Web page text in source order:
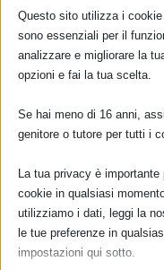
Questo sito utilizza i
sono essenziali per il
analizzare e migliorare la
opzioni e fai la tua scelta.
Se hai meno di 16 anni,
genitore o tutore per tutti i
La tua privacy è
cookie in qualsiasi
utilizziamo i dati, leggi la
le tue preferenze in
impostazioni qui sotto.